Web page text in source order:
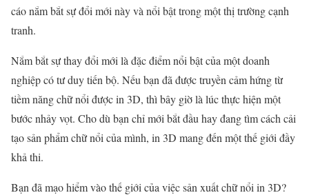
cáo nắm bắt sự đổi mới này và nổi bật trong một thị trường cạnh
tranh.
Nắm bắt sự thay đổi mới là đặc điểm nổi bật của một doanh
nghiệp có tư duy tiến bộ. Nếu bạn đã được truyền cảm hứng từ
tiềm năng chữ nổi được in 3D, thì bây giờ là lúc thực hiện một
bước nhảy vọt. Cho dù bạn chỉ mới bắt đầu hay đang tìm cách cải
tạo sản phẩm chữ nổi của mình, in 3D mang đến một thế giới đầy
khả thi.
Bạn đã mạo hiểm vào thế giới của việc sản xuất chữ nổi in 3D?